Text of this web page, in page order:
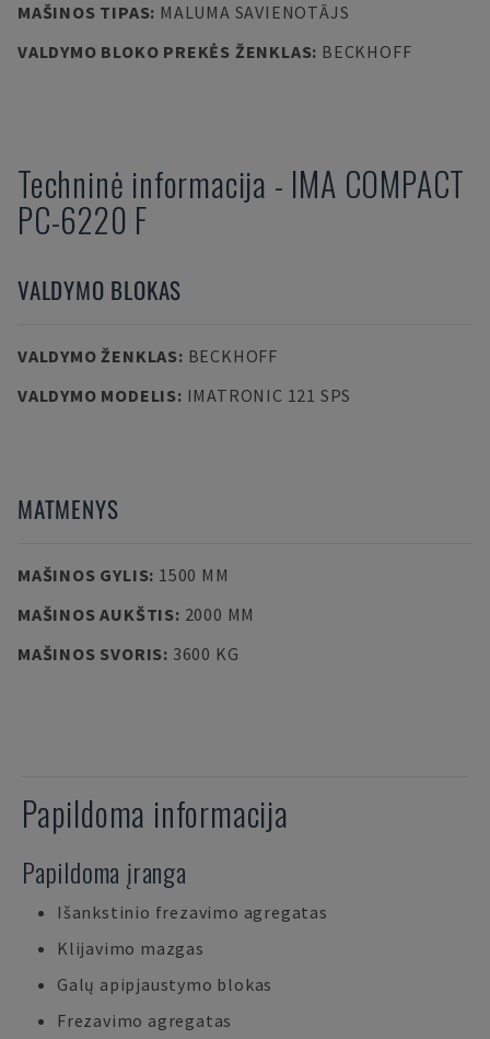
MAŠINOS TIPAS: MALUMA SAVIENOTĀJS
VALDYMO BLOKO PREKĖS ŽENKLAS: BECKHOFF
Techninė informacija - IMA COMPACT
PC-6220 F
VALDYMO BLOKAS
VALDYMO ŽENKLAS: BECKHOFF
VALDYMO MODELIS: IMATRONIC 121 SPS
MATMENYS
MAŠINOS GYLIS: 1500 MM
MAŠINOS AUKŠTIS: 2000 MM
MAŠINOS SVORIS: 3600 KG
Papildoma informacija
Papildoma įranga
Išankstinio frezavimo agregatas
Klijavimo mazgas
Galų apipjaustymo blokas
Frezavimo agregatas